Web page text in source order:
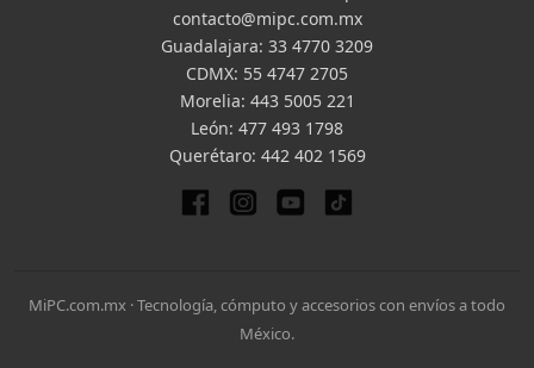
contacto@mipc.com.mx
Guadalajara: 33 4770 3209
CDMX: 55 4747 2705
Morelia: 443 5005 221
León: 477 493 1798
Querétaro: 442 402 1569
MiPC.com.mx · Tecnología, cómputo y accesorios con envíos a todo
México.